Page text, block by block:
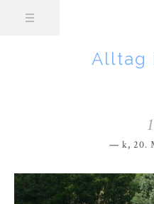
Alltag
k, 20.